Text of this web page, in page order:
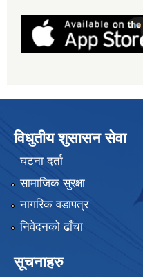
विधुतीय शुसासन सेवा
घटना दर्ता
सामाजिक सुरक्षा
नागरिक वडापत्र
निवेदनको ढाँचा
सूचनाहरु